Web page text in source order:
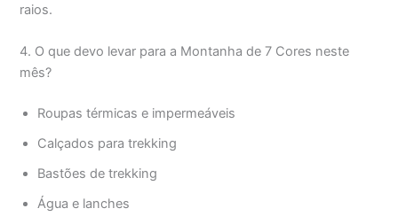
raios.
4. O que devo levar para a Montanha de 7 Cores neste
mês?
Roupas térmicas e impermeáveis
Calçados para trekking
Bastões de trekking
Água e lanches